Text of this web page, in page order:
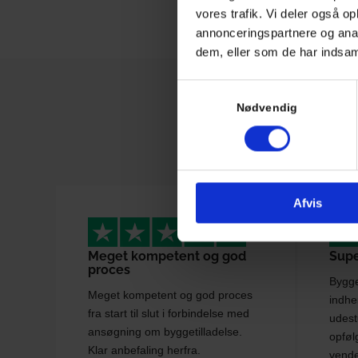
vores trafik. Vi deler også
annonceringspartnere og
dem, eller som de har
Nødvendig
Afvis
Meget kompetent og god
proces
Meget kompetent og god proces
fra start til slut i forbindelse med
ansøgning om byggetilladelse.
Klar anbefaling herfra.